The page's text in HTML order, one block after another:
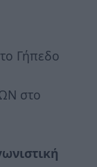
Γήπεδο
στο